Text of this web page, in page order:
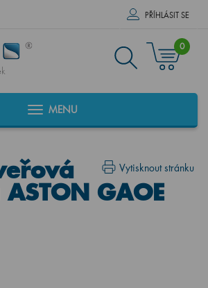
PŘÍHLÁSIT SE
0
MENU
Vytisknout stránku
GAOE